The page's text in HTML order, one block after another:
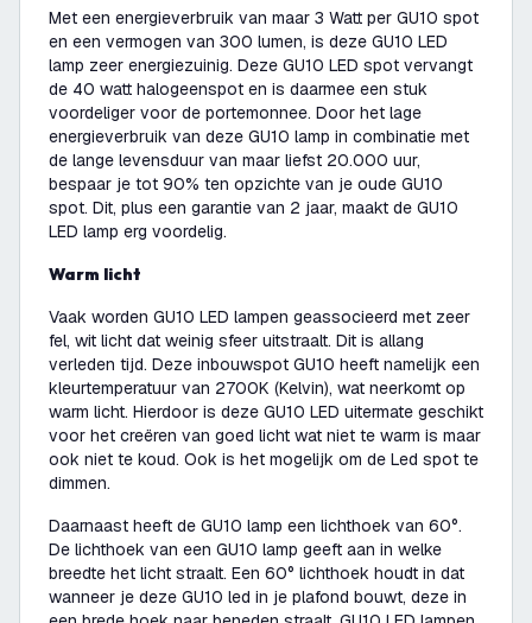
Met een energieverbruik van maar 3 Watt per GU10 spot
en een vermogen van 300 lumen, is deze GU10 LED
lamp zeer energiezuinig. Deze GU10 LED spot vervangt
de 40 watt halogeenspot en is daarmee een stuk
voordeliger voor de portemonnee. Door het lage
energieverbruik van deze GU10 lamp in combinatie met
de lange levensduur van maar liefst 20.000 uur,
bespaar je tot 90% ten opzichte van je oude GU10
spot. Dit, plus een garantie van 2 jaar, maakt de GU10
LED lamp erg voordelig.
Warm licht
Vaak worden GU10 LED lampen geassocieerd met zeer
fel, wit licht dat weinig sfeer uitstraalt. Dit is allang
verleden tijd. Deze inbouwspot GU10 heeft namelijk een
kleurtemperatuur van 2700K (Kelvin), wat neerkomt op
warm licht. Hierdoor is deze GU10 LED uitermate geschikt
voor het creëren van goed licht wat niet te warm is maar
ook niet te koud. Ook is het mogelijk om de Led spot te
dimmen.
Daarnaast heeft de GU10 lamp een lichthoek van 60°.
De lichthoek van een GU10 lamp geeft aan in welke
breedte het licht straalt. Een 60° lichthoek houdt in dat
wanneer je deze GU10 led in je plafond bouwt, deze in